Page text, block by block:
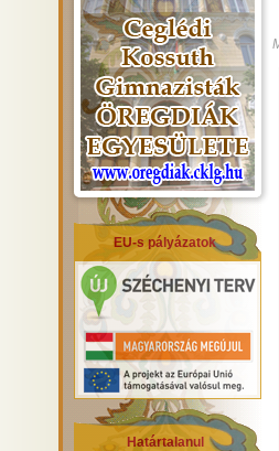
EU-s pályázatok
Határtalanul